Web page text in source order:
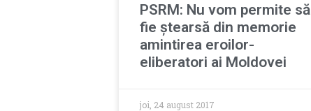
PSRM: Nu vom permite să
fie ștearsă din memorie
amintirea eroilor-
eliberatori ai Moldovei
joi, 24 august 2017